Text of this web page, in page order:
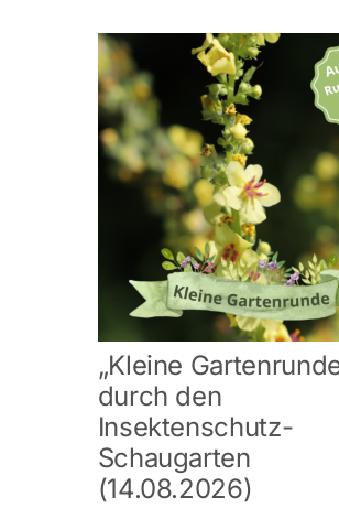
„Kleine
durch den
Insektenschutz-
Schaugarten
(14.08.2026)